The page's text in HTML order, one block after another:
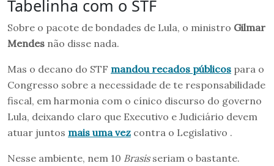
Tabelinha com o STF
Sobre o pacote de bondades de Lula, o ministro Gilmar
Mendes não disse nada.
Mas o decano do STF mandou recados públicos para o
Congresso sobre a necessidade de te responsabilidade
fiscal, em harmonia com o cínico discurso do governo
Lula, deixando claro que Executivo e Judiciário devem
atuar juntos mais uma vez contra o Legislativo .
Nesse ambiente, nem 10 Brasisseriam o bastante.